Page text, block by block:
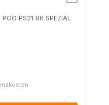
PS21 BK SPEZIAL